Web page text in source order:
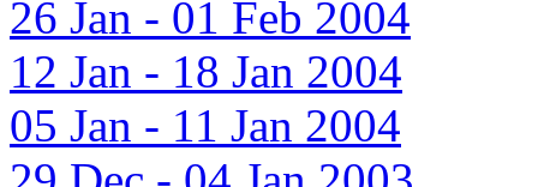
26 Jan - 01 Feb 2004
12 Jan - 18 Jan 2004
05 Jan - 11 Jan 2004